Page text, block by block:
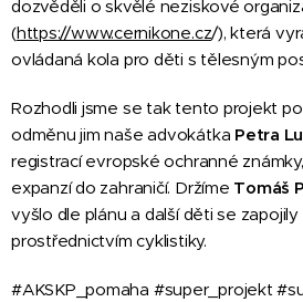
dozvěděli o skvělé neziskové
(https://www.cernikone.cz/), která
ovládaná kola pro děti s tělesným
Rozhodli jsme se tak tento projekt
odměnu jim naše advokátka Petra
registrací evropské ochranné
expanzí do zahraničí. Držíme Tomáš
vyšlo dle plánu a další děti se
prostřednictvím cyklistiky.
#AKSKP_pomaha #super_projekt